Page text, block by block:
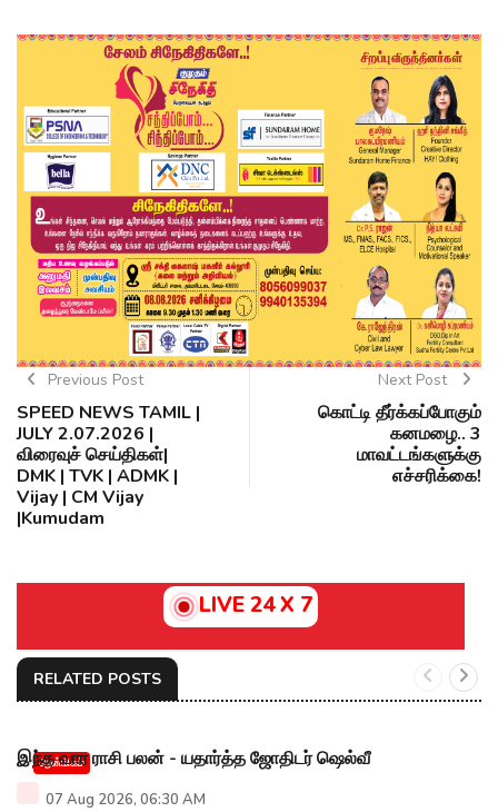
Previous Post
SPEED NEWS TAMIL |
JULY 2.07.2026 |
விரைவுச் செய்திகள்|
DMK | TVK | ADMK |
Vijay | CM Vijay
|Kumudam
Next Post
கொட்டி தீர்க்கப்போகும்
கனமழை.. 3
மாவட்டங்களுக்கு
எச்சரிக்கை!
LIVE 24 X 7
RELATED POSTS
ஆன்மிகம்
இந்த வார ராசி பலன் - யதார்த்த ஜோதிடர் ஷெல்வீ
07 Aug 2026, 06:30 AM